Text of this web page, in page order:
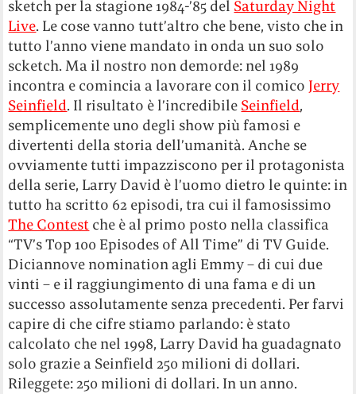
sketch per la stagione 1984-’85 del Saturday Night
Live. Le cose vanno tutt’altro che bene, visto che in
tutto l’anno viene mandato in onda un suo solo
scketch. Ma il nostro non demorde: nel 1989
incontra e comincia a lavorare con il comico Jerry
Seinfield. Il risultato è l’incredibile Seinfield,
semplicemente uno degli show più famosi e
divertenti della storia dell’umanità. Anche se
ovviamente tutti impazziscono per il protagonista
della serie, Larry David è l’uomo dietro le quinte: in
tutto ha scritto 62 episodi, tra cui il famosissimo
The Contest che è al primo posto nella classifica
“TV’s Top 100 Episodes of All Time” di TV Guide.
Diciannove nomination agli Emmy – di cui due
vinti – e il raggiungimento di una fama e di un
successo assolutamente senza precedenti. Per farvi
capire di che cifre stiamo parlando: è stato
calcolato che nel 1998, Larry David ha guadagnato
solo grazie a Seinfield 250 milioni di dollari.
Rileggete: 250 milioni di dollari. In un anno.